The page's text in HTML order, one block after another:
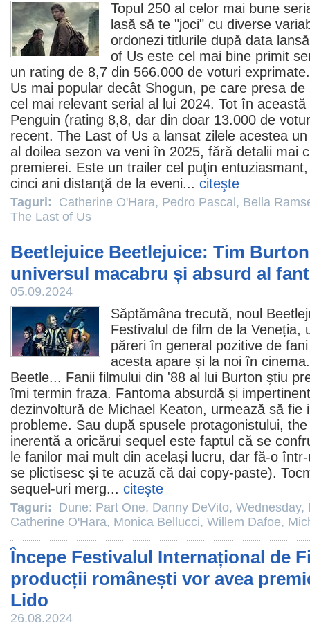
Topul 250 al celor mai bune
lasă să te "joci" cu diverse
ordonezi titlurile după data
of Us este cel mai bine primit
un rating de 8,7 din 566.000 de voturi
Us mai popular decât Shogun, pe care presa de
cel mai relevant serial al lui 2024. Tot în
Penguin (rating 8,8, dar din doar 13.000 de
recent. The Last of Us a lansat zilele acestea
al doilea sezon va veni în 2025, fără detalii mai
premierei. Este un trailer cel puţin
cinci ani distanţă de la eveni... citeşte
Taguri: Catherine O'Hara, Pedro Pascal , Bella
The Last of Us
Beetlejuice Beetlejuice: Tim
universul macabru și absurd al
05.09.2024
Săptămâna trecută, noul
Festivalul de film de la Veneția,
păreri în general pozitive de
acesta apare și la noi în cinema
Beetle... Fanii filmului din '88 al lui Burton știu
îmi termin fraza. Fantoma absurdă și
dezinvoltură de Michael Keaton, urmează să fie
probleme. Sau după spusele protagonistului,
inerentă a oricărui sequel este faptul că se
le fanilor mai mult din același lucru, dar fă-o
se plictisesc și te acuză că dai copy-paste).
sequel-uri merg... citeşte
Taguri: Dune: Part One, Danny DeVito, Wednesday,
Catherine O'Hara, Monica Bellucci, Willem Dafoe,
Începe Festivalul Internațional de
producții românești vor avea
Lido
26.08.2024